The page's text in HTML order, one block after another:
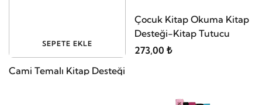
SEPETE EKLE
Cami Temalı Kitap Desteği
Çocuk Kitap Okuma Kitap
Desteği-Kitap Tutucu
273,00 ₺